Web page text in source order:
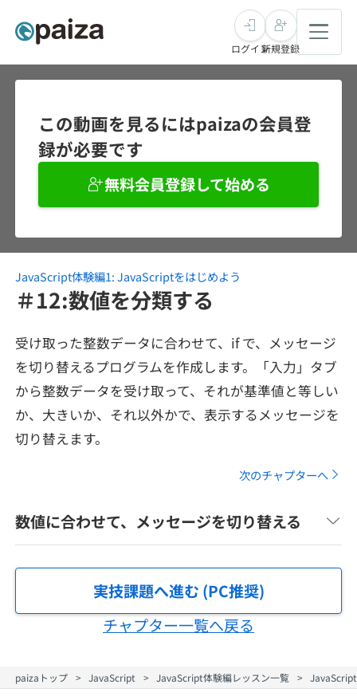
求人検索
インタビュー
転職成功ガイド
転職エージェント
未経験転職
インタビュー
転職成功ガイド
本選考
新卒エージェント
イベント・セミナー
就活成功ガイド
学習
講座一覧
4択課題
ナレッジ
プラン
法人向けプラン
学校向けプラン
スキルチェック
SQL
評価結果一覧
メディア
Tech Team Journal
paizaとは？
ログイン新規登録
この動画を見るにはpaizaの会員登
録が必要です
無料会員登録して始める
JavaScript体験編1: JavaScriptをはじめよう
＃12:数値を分類する
受け取った整数データに合わせて、if で、メッセージ
を切り替えるプログラムを作成します。「入力」タブ
から整数データを受け取って、それが基準値と等しい
か、大きいか、それ以外かで、表示するメッセージを
切り替えます。
次のチャプターへ
数値に合わせて、メッセージを切り替える
実技課題へ進む (PC推奨)
チャプター一覧へ戻る
paizaトップ JavaScript JavaScript体験編レッスン一覧